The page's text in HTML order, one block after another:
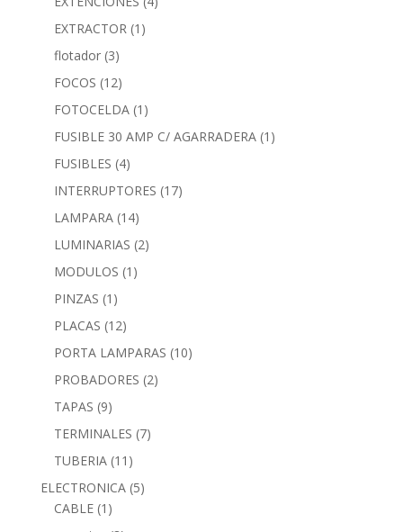
EXTRACTOR (1)
flotador (3)
FOCOS (12)
FOTOCELDA (1)
FUSIBLE 30 AMP C/ AGARRADERA (1)
FUSIBLES (4)
INTERRUPTORES (17)
LAMPARA (14)
LUMINARIAS (2)
MODULOS (1)
PINZAS (1)
PLACAS (12)
PORTA LAMPARAS (10)
PROBADORES (2)
TAPAS (9)
TERMINALES (7)
TUBERIA (11)
ELECTRONICA (5)
CABLE (1)